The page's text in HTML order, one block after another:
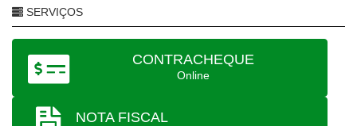
SERVIÇOS
CONTRACHEQUE
Online
NOTA FISCAL